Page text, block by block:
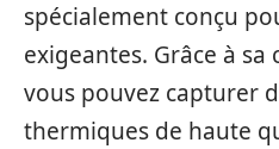
spécialement conçu
exigeantes. Grâce à
vous pouvez capturer
thermiques de haute